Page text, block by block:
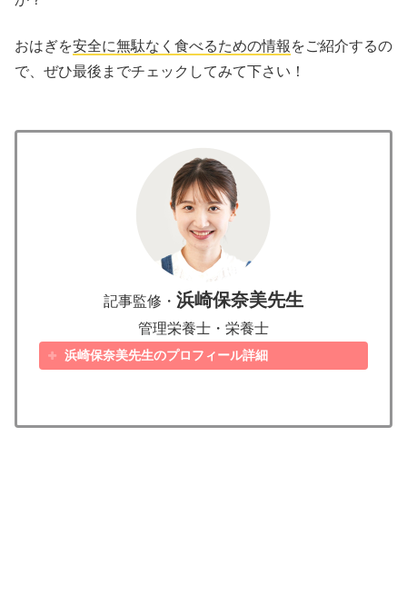
おはぎを安全に無駄なく食べるための情報 をご紹介するの
で、ぜひ最後までチェックしてみて下さい！
記事監修・ 浜崎保奈美先生
管理栄養士・栄養士
浜崎保奈美先生のプロフィール詳細